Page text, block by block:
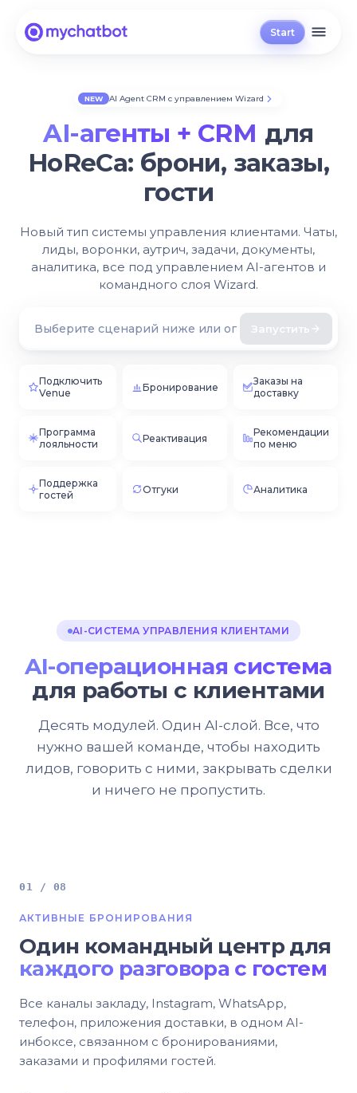
Start
NEW AI Agent CRM с управлением Wizard
AI-агенты + CRM для
HoReCa: брони, заказы,
гости
Новый тип системы управления клиентами. Чаты,
лиды, воронки, аутрич, задачи, документы,
аналитика, все под управлением AI-агентов и
командного слоя Wizard.
Запустить
Подключить
Venue
Бронирование
Заказы на
доставку
Программа
лояльности
Реактивация
Рекомендации
по меню
Поддержка
гостей
Отгуки Аналитика
AI-СИСТЕМА УПРАВЛЕНИЯ КЛИЕНТАМИ
AI-операционная система
для работы с клиентами
Десять модулей. Один AI-слой. Все, что
нужно вашей команде, чтобы находить
лидов, говорить с ними, закрывать сделки
и ничего не пропустить.
01 / 08
АКТИВНЫЕ БРОНИРОВАНИЯ
Один командный центр для
каждого разговора с гостем
Все каналы закладу, Instagram, WhatsApp,
телефон, приложения доставки, в одном AI-
инбоксе, связанном с бронированиями,
заказами и профилями гостей.